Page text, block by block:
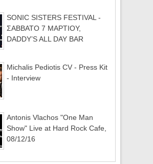
SONIC SISTERS FESTIVAL -
ΣΑΒΒΑΤΟ 7 ΜΑΡΤΙΟΥ,
DADDY’S ALL DAY BAR
Michalis Pediotis CV - Press Kit
- Interview
Antonis Vlachos "One Man
Show" Live at Hard Rock Cafe,
08/12/16